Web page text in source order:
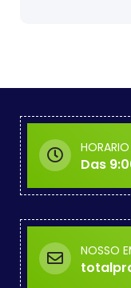
Das
NOSSO